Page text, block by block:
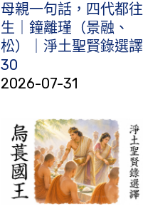
母親一句話，四代都往
生｜鐘離瑾（景融、
松）｜淨土聖賢錄選譯
30
2026-07-31